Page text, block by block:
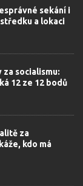
sekání i
a lokaci
socialismu:
12 ze 12 bodů
za
kdo má